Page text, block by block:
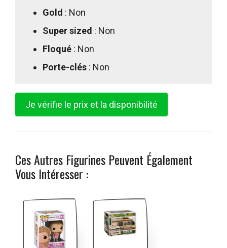
Gold : Non
Super sized : Non
Floqué : Non
Porte-clés : Non
Je vérifie le prix et la disponibilité
Ces Autres Figurines Peuvent Également
Vous Intéresser :